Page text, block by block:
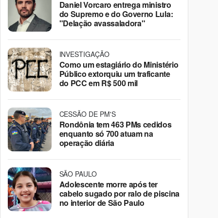
Daniel Vorcaro entrega ministro
do Supremo e do Governo Lula:
"Delação avassaladora"
INVESTIGAÇÃO
Como um estagiário do Ministério
Público extorquiu um traficante
do PCC em R$ 500 mil
CESSÃO DE PM'S
Rondônia tem 463 PMs cedidos
enquanto só 700 atuam na
operação diária
SÃO PAULO
Adolescente morre após ter
cabelo sugado por ralo de piscina
no interior de São Paulo